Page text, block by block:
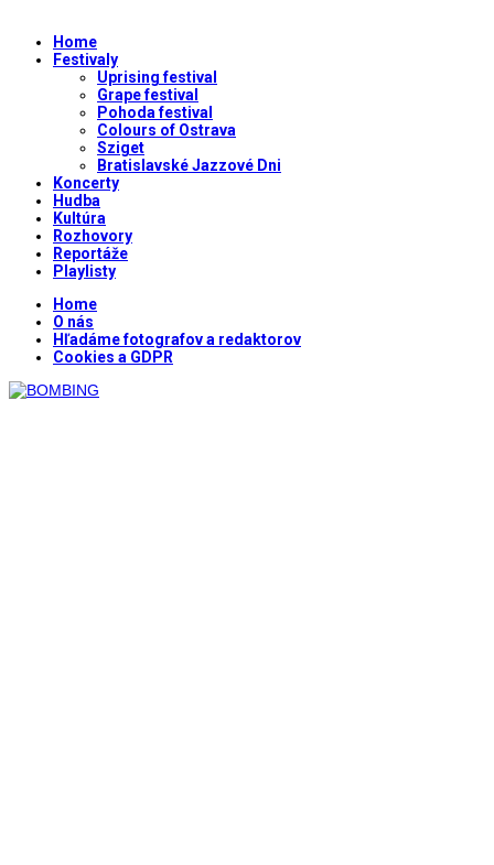
Home
Festivaly
Uprising festival
Grape festival
Pohoda festival
Colours of Ostrava
Sziget
Bratislavské Jazzové Dni
Koncerty
Hudba
Kultúra
Rozhovory
Reportáže
Playlisty
Home
O nás
Hľadáme fotografov a redaktorov
Cookies a GDPR